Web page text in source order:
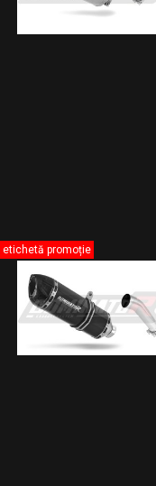
etichetă promoție